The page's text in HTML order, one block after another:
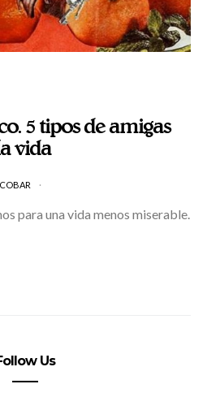
5 tipos de amigas
vida
para una vida menos miserable.
Us